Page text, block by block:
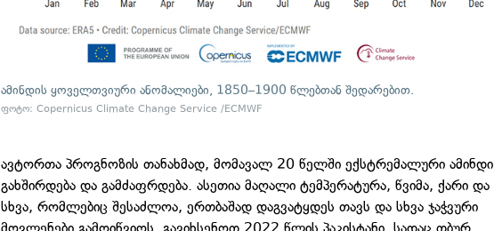
ამინდის ყოველთვიური ანომალიები, 1850–1900 წლებთან შედარებით.
ფოტო: Copernicus Climate Change Service /ECMWF
ავტორთა პროგნოზის თანახმად, მომავალ 20 წელში ექსტრემალური ამინდი
გახშირდება და გამძაფრდება. ასეთია მაღალი ტემპერატურა, წვიმა, ქარი და
სხვა, რომლებიც შესაძლოა, ერთბაშად დაგვატყდეს თავს და სხვა ჯაჭვური